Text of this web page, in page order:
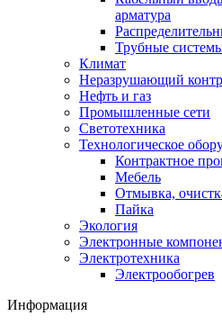
арматура
Трубные
Климат
Неразрушающий
Нефть и газ
Промышленные сети
Светотехника
Технологическое
Контрактное
Мебель
Отмывка,
Пайка
Экология
Электронные
Электротехника
Электрообогрев
Информация